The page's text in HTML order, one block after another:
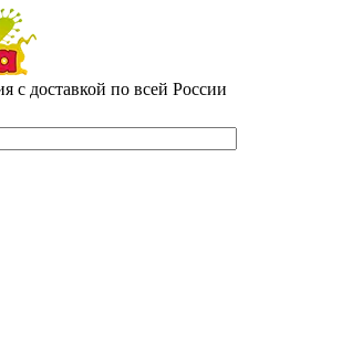
с доставкой по всей России